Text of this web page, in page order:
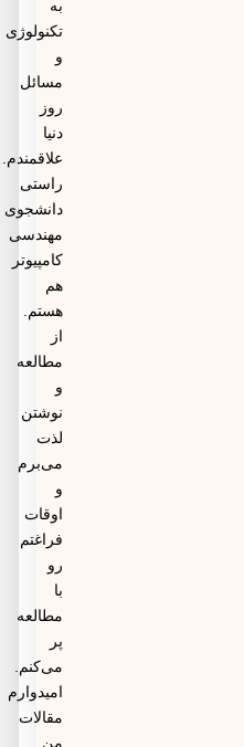
تکنولوژی
مسائل
علاقمندم.
راستی
دانشجوی
مهندسی
کامپیوتر
هستم.
مطالعه
نوشتن
می‌برم
اوقات
فراغتم
مطالعه
می‌کنم.
امیدوارم
مقالات